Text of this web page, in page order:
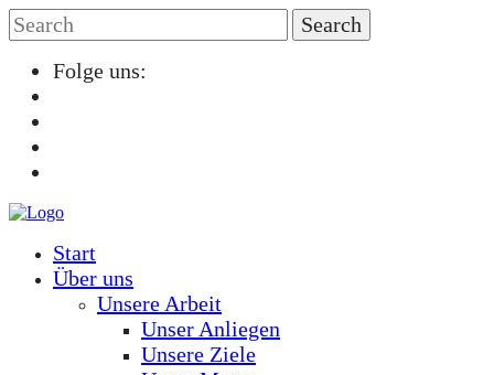
Folge uns:
Start
Über uns
Unsere Arbeit
Unser Anliegen
Unsere Ziele